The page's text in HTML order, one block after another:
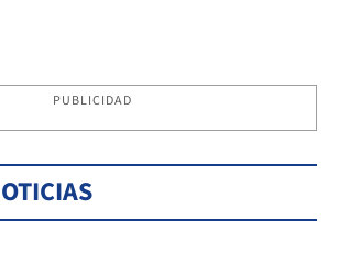
PUBLICIDAD